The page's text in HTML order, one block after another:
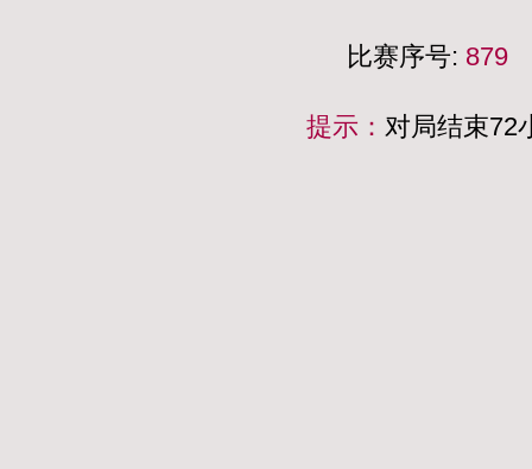
比赛序号: 879
提示： 对局结束72